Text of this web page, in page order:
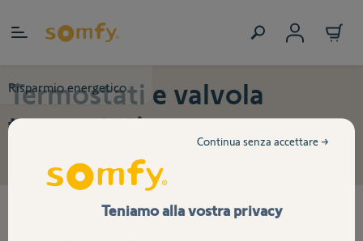
Risparmio energetico
Termostati e valvola
termostatica
prodotti trovatiTeniamo alla vostra privacy
Continua senza accettare →